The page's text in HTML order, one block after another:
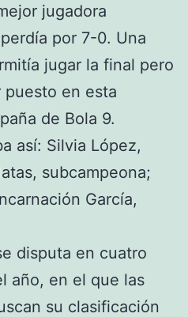
jugadora
por 7-0. Una
jugar la final pero
en esta
de Bola 9.
así: Silvia López,
subcampeona;
García,
disputa en cuatro
año, en el que las
su clasificación